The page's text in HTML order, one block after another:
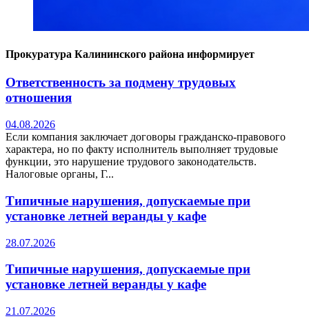
Прокуратура Калининского района информирует
Ответственность за подмену трудовых
отношения
04.08.2026
Если компания заключает договоры гражданско-правового
характера, но по факту исполнитель выполняет трудовые
функции, это нарушение трудового законодательств.
Налоговые органы, Г...
Типичные нарушения, допускаемые при
установке летней веранды у кафе
28.07.2026
Типичные нарушения, допускаемые при
установке летней веранды у кафе
21.07.2026